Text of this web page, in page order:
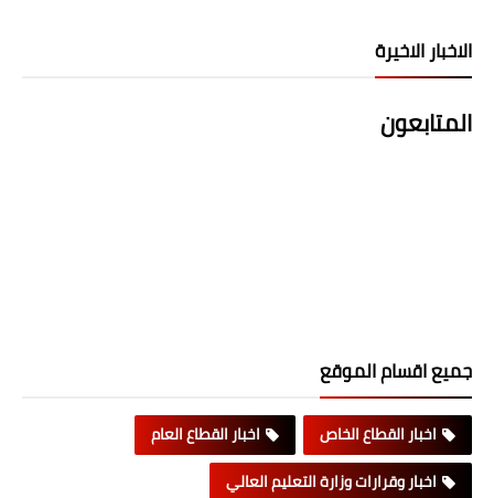
الاخبار الاخيرة
المتابعون
جميع اقسام الموقع
اخبار القطاع الخاص
اخبار القطاع العام
اخبار وقرارات وزارة التعليم العالي